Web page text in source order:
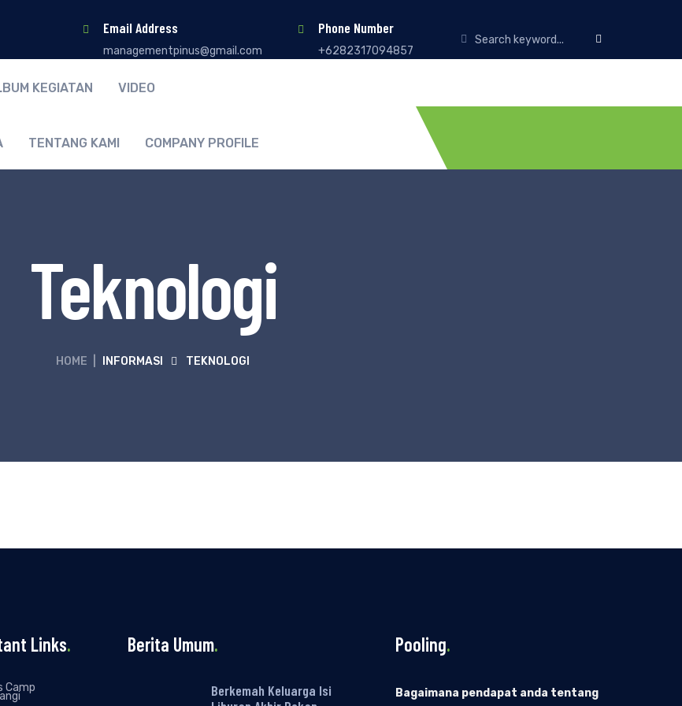
Email Address
managementpinus@gmail.com
Phone Number
+6282317094857
KEGIATAN VIDEO
TENTANG KAMI COMPANY PROFILE
Teknologi
HOME INFORMASI TEKNOLOGI
Links.
Camp
Berita Umum.
Berkemah Keluarga Isi
Pooling.
Bagaimana pendapat anda tentang